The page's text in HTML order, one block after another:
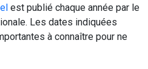
est publié chaque année par le
Les dates indiquées
à connaître pour ne